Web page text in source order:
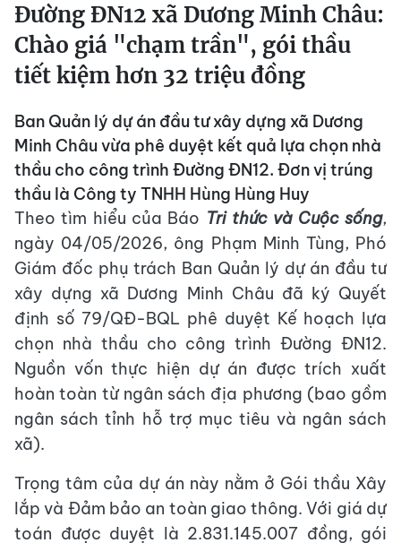
Đường ĐN12 xã Dương Minh Châu:
Chào giá "chạm trần", gói thầu
tiết kiệm hơn 32 triệu đồng
Ban Quản lý dự án đầu tư xây dựng xã Dương
Minh Châu vừa phê duyệt kết quả lựa chọn nhà
thầu cho công trình Đường ĐN12. Đơn vị trúng
thầu là Công ty TNHH Hùng Hùng Huy
Theo tìm hiểu của Báo Tri thức và Cuộc sống,
ngày 04/05/2026, ông Phạm Minh Tùng, Phó
Giám đốc phụ trách Ban Quản lý dự án đầu tư
xây dựng xã Dương Minh Châu đã ký Quyết
định số 79/QĐ-BQL phê duyệt Kế hoạch lựa
chọn nhà thầu cho công trình Đường ĐN12.
Nguồn vốn thực hiện dự án được trích xuất
hoàn toàn từ ngân sách địa phương (bao gồm
ngân sách tỉnh hỗ trợ mục tiêu và ngân sách
xã).
Trọng tâm của dự án này nằm ở Gói thầu Xây
lắp và Đảm bảo an toàn giao thông. Với giá dự
toán được duyệt là 2.831.145.007 đồng, gói